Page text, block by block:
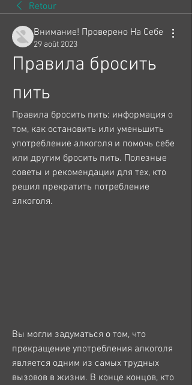
Retour
Внимание! Проверено На Себе
29 août 2023
Правила бросить
пить
Правила бросить пить: информация о
том, как остановить или уменьшить
употребление алкоголя и помочь себе
или другим бросить пить. Полезные
советы и рекомендации для тех, кто
решил прекратить потребление
алкоголя.
Вы могли задуматься о том, что
прекращение употребления алкоголя
является одним из самых трудных
вызовов в жизни. В конце концов, кто